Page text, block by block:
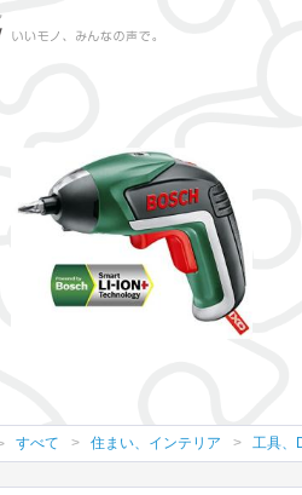
すべて 住まい、インテリア 工具、